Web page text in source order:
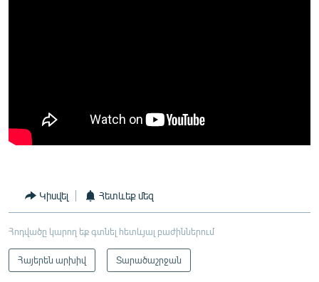
Կիսվել Հետևեք մեզ
Հոդվածը կարող եք գտնել հետևյալ բաժիններում
Հայերեն արխիվ Տարածաշրջան